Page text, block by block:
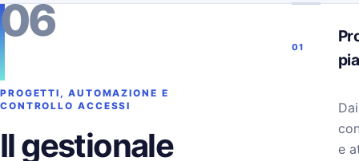
06
PROGETTI, AUTOMAZIONE E
CONTROLLO ACCESSI
Il gestionale
01
e